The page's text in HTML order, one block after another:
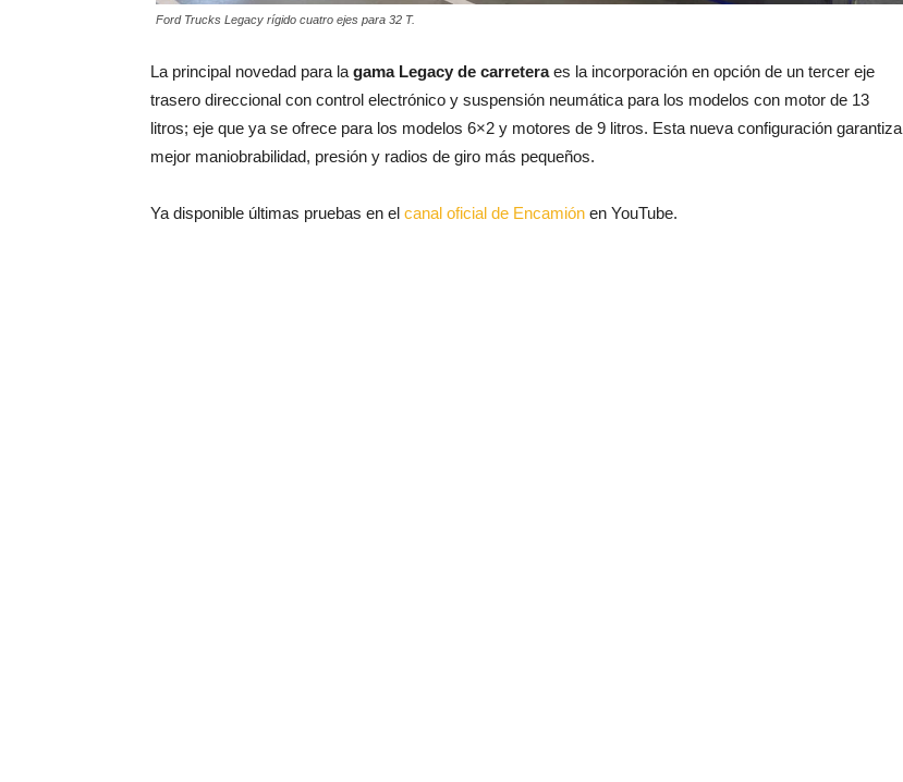
Ford Trucks Legacy rígido cuatro ejes para 32 T.
La principal novedad para la gama Legacy de carreteraes la incorporación en opción de un tercer eje
trasero direccional con control electrónico y suspensión neumática para los modelos con motor de 13
litros; eje que ya se ofrece para los modelos 6×2 y motores de 9 litros. Esta nueva configuración garantiza
mejor maniobrabilidad, presión y radios de giro más pequeños.
Ya disponible últimas pruebas en el canal oficial de Encamión en YouTube.